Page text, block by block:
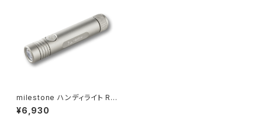
milestone ハンディライト Rou
te Finder / ルートファインダー
MS-J1
¥6,930